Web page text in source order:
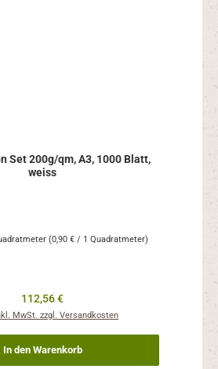
Set 200g/qm, A3, 1000 Blatt,
weiss
(0,90 € / 1 Quadratmeter)
Regulärer Preis:
112,56 €
MwSt. zzgl. Versandkosten
In den Warenkorb